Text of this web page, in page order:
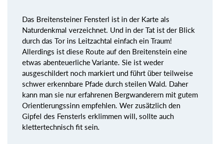
Das Breitensteiner Fensterl ist in der Karte als
Naturdenkmal verzeichnet. Und in der Tat ist der Blick
durch das Tor ins Leitzachtal einfach ein Traum!
Allerdings ist diese Route auf den Breitenstein eine
etwas abenteuerliche Variante. Sie ist weder
ausgeschildert noch markiert und führt über teilweise
schwer erkennbare Pfade durch steilen Wald. Daher
kann man sie nur erfahrenen Bergwanderern mit gutem
Orientierungssinn empfehlen. Wer zusätzlich den
Gipfel des Fensterls erklimmen will, sollte auch
klettertechnisch fit sein.